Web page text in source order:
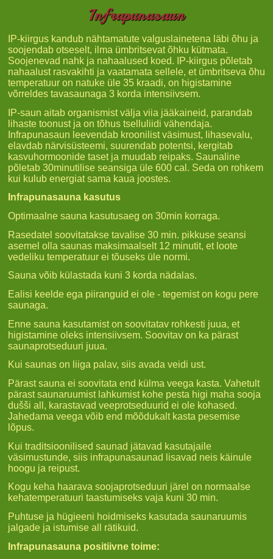
Infrapunasaun
IP-kiirgus kandub nähtamatute valguslainetena läbi õhu ja
soojendab otseselt, ilma ümbritsevat õhku kütmata.
Soojenevad nahk ja nahaalused koed. IP-kiirgus põletab
nahaalust rasvakihti ja vaatamata sellele, et ümbritseva õhu
temperatuur on natuke üle 35 kraadi, on higistamine
võrreldes tavasaunaga 3 korda intensiivsem.
IP-saun aitab organismist välja viia jääkaineid, parandab
lihaste toonust ja on tõhus tselluliidi vähendaja.
Infrapunasaun leevendab kroonilist väsimust, lihasevalu,
elavdab närvisüsteemi, suurendab potentsi, kergitab
kasvuhormoonide taset ja muudab reipaks. Saunaline
põletab 30minutilise seansiga üle 600 cal. Seda on rohkem
kui kulub energiat sama kaua joostes.
Infrapunasauna kasutus
Optimaalne sauna kasutusaeg on 30min korraga.
Rasedatel soovitatakse tavalise 30 min. pikkuse seansi
asemel olla saunas maksimaalselt 12 minutit, et loote
vedeliku temperatuur ei tõuseks üle normi.
Sauna võib külastada kuni 3 korda nädalas.
Ealisi keelde ega piiranguid ei ole - tegemist on kogu pere
saunaga.
Enne sauna kasutamist on soovitatav rohkesti juua, et
higistamine oleks intensiivsem. Soovitav on ka pärast
saunaprotseduuri juua.
Kui saunas on liiga palav, siis avada veidi ust.
Pärast sauna ei soovitata end külma veega kasta. Vahetult
pärast saunaruumist lahkumist kohe pesta higi maha sooja
dušši all, karastavad veeprotseduurid ei ole kohased.
Jahedama veega võib end mõõdukalt kasta pesemise
lõpus.
Kui traditsioonilised saunad jätavad kasutajaile
väsimustunde, siis infrapunasaunad lisavad neis käinule
hoogu ja reipust.
Kogu keha haarava soojaprotseduuri järel on normaalse
kehatemperatuuri taastumiseks vaja kuni 30 min.
Puhtuse ja hügieeni hoidmiseks kasutada saunaruumis
jalgade ja istumise all rätikuid.
Infrapunasauna positiivne toime: